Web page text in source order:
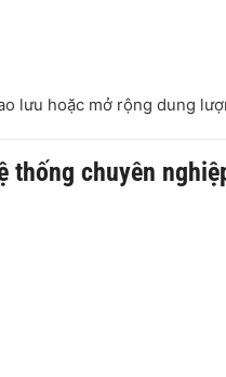
lưu hoặc mở rộng dung
thống chuyên